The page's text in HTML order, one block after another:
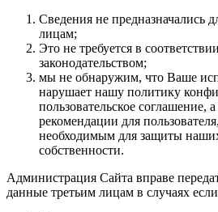
Сведения не предназначались
лицам;
Это не требуется в
законодательством;
мы не обнаружим, что Ваше
нарушает нашу политику
пользовательское соглашение,
рекомендации для
необходимым для защиты
собственности.
Администрация Сайта вправе
данные третьим лицам в случаях